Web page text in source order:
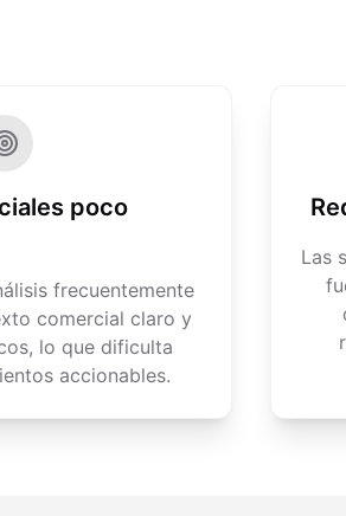
poco
frecuentemente
comercial claro y
lo que dificulta
accionables.
Las